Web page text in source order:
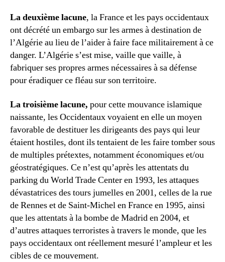
La deuxième lacune, la France et les pays occidentaux
ont décrété un embargo sur les armes à destination de
l’Algérie au lieu de l’aider à faire face militairement à ce
danger. L’Algérie s’est mise, vaille que vaille, à
fabriquer ses propres armes nécessaires à sa défense
pour éradiquer ce fléau sur son territoire.
La troisième lacune, pour cette mouvance islamique
naissante, les Occidentaux voyaient en elle un moyen
favorable de destituer les dirigeants des pays qui leur
étaient hostiles, dont ils tentaient de les faire tomber sous
de multiples prétextes, notamment économiques et/ou
géostratégiques. Ce n’est qu’après les attentats du
parking du World Trade Center en 1993, les attaques
dévastatrices des tours jumelles en 2001, celles de la rue
de Rennes et de Saint-Michel en France en 1995, ainsi
que les attentats à la bombe de Madrid en 2004, et
d’autres attaques terroristes à travers le monde, que les
pays occidentaux ont réellement mesuré l’ampleur et les
cibles de ce mouvement.